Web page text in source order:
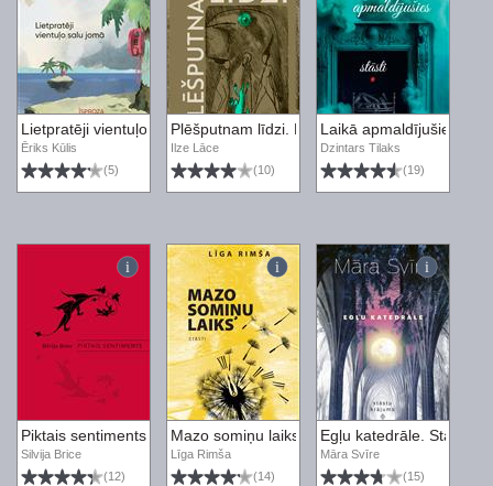
Lietpratēji vientuļo salu jomā
Ēriks Kūlis
(5)
Plēšputnam līdzi. Romāns ar stāstiem
Ilze Lāce
(10)
Laikā apmaldījušies
Dzintars Tilaks
(19)
Piktais sentiments
Silvija Brice
(12)
Mazo somiņu laiks
Līga Rimša
(14)
Egļu katedrāle. Stāstu
Māra Svīre
(15)